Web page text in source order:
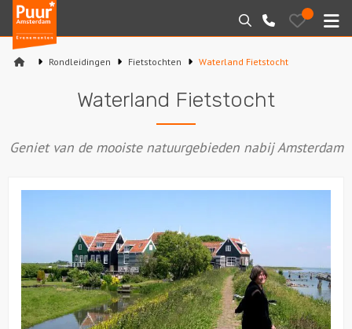
Puur*
Amsterdam
bedrijfsuitjes
Zoeken
020-
6260016
Bewaarde
uitjes
Varen
Sport en spel
Workshops
Rondleidingen
Locaties
Rondleidingen Fietstochten Waterland Fietstocht
Waterland Fietstocht
Geniet van de mooiste natuurgebieden nabij Amsterdam